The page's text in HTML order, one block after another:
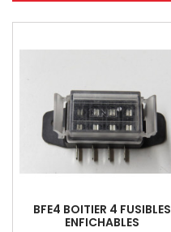
BFE4 BOITIER 4 FUSIBLES
ENFICHABLES